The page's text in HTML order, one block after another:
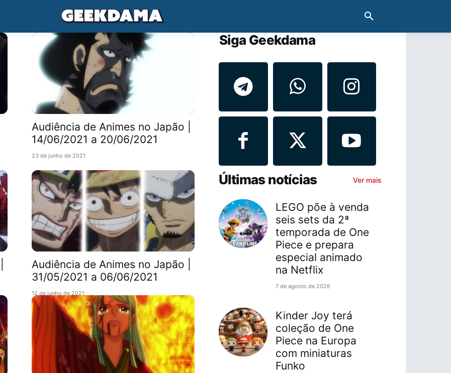
Audiência de Animes no Japão |
14/06/2021 a 20/06/2021
23 de junho de 2021
Audiência de Animes no Japão |
31/05/2021 a 06/06/2021
12 de junho de 2021
Siga Geekdama
Últimas notícias Ver mais
LEGO põe à venda
seis sets da 2ª
temporada de One
Piece e prepara
especial animado
na Netflix
7 de agosto de 2026
Kinder Joy terá
coleção de One
Piece na Europa
com miniaturas
Funko